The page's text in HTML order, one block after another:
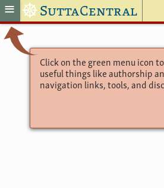
≡ ☸ SuttaCentral
Click on the green menu icon
useful things like authorship
navigation links, tools, and